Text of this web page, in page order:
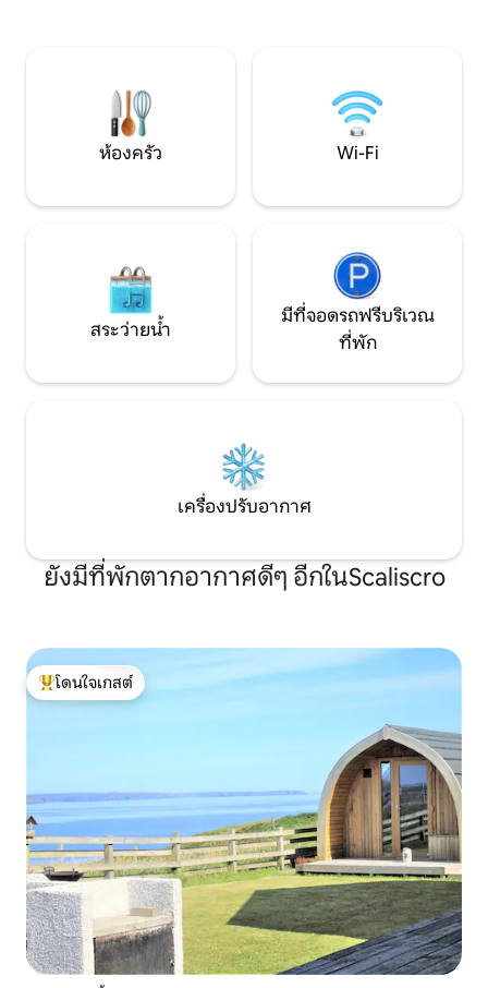
สถานที่ท่องเที่ยว เหมาะสำหรับการพักผ่อน
อย่างสงบหรือการผจญภัยบนที่ราบสูง
เตียงโซฟอนได้ 7 ค
ห้องครัว Wi-Fi
สระว่ายน้ำ
มีที่จอดรถฟรีบริเวณ
ที่พัก
เครื่องปรับอากาศ
ยังมีที่พักตากอากาศดีๆ อีกในScaliscro
โดนใจเกสต์ที่สุด
โดนใจเกสต์